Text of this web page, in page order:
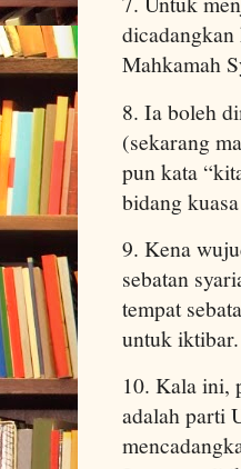
Mahkamah
8. Ia boleh
(sekarang
pun kata
bidang
9. Kena
sebatan
tempat
untuk iktibar.
10. Kala ini,
adalah parti